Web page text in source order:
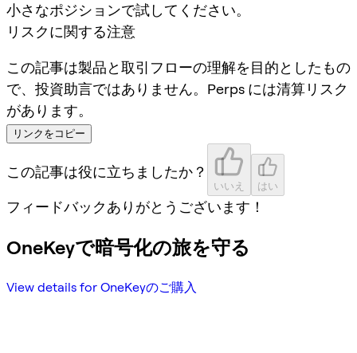
小さなポジションで試してください。
リスクに関する注意
この記事は製品と取引フローの理解を目的としたもの
で、投資助言ではありません。Perps には清算リスク
があります。
リンクをコピー
この記事は役に立ちましたか？
いいえ はい
フィードバックありがとうございます！
OneKeyで暗号化の旅を守る
View details for OneKeyのご購入